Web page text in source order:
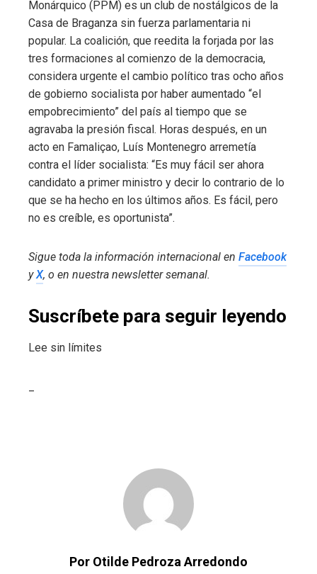
Monárquico (PPM) es un club de nostálgicos de la
Casa de Braganza sin fuerza parlamentaria ni
popular. La coalición, que reedita la forjada por las
tres formaciones al comienzo de la democracia,
considera urgente el cambio político tras ocho años
de gobierno socialista por haber aumentado “el
empobrecimiento” del país al tiempo que se
agravaba la presión fiscal. Horas después, en un
acto en Famaliçao, Luís Montenegro arremetía
contra el líder socialista: “Es muy fácil ser ahora
candidato a primer ministro y decir lo contrario de lo
que se ha hecho en los últimos años. Es fácil, pero
no es creíble, es oportunista”.
Sigue toda la información internacional en Facebook
yX, o en nuestra newsletter semanal.
Suscríbete para seguir leyendo
Lee sin límites
Por Otilde Pedroza Arredondo